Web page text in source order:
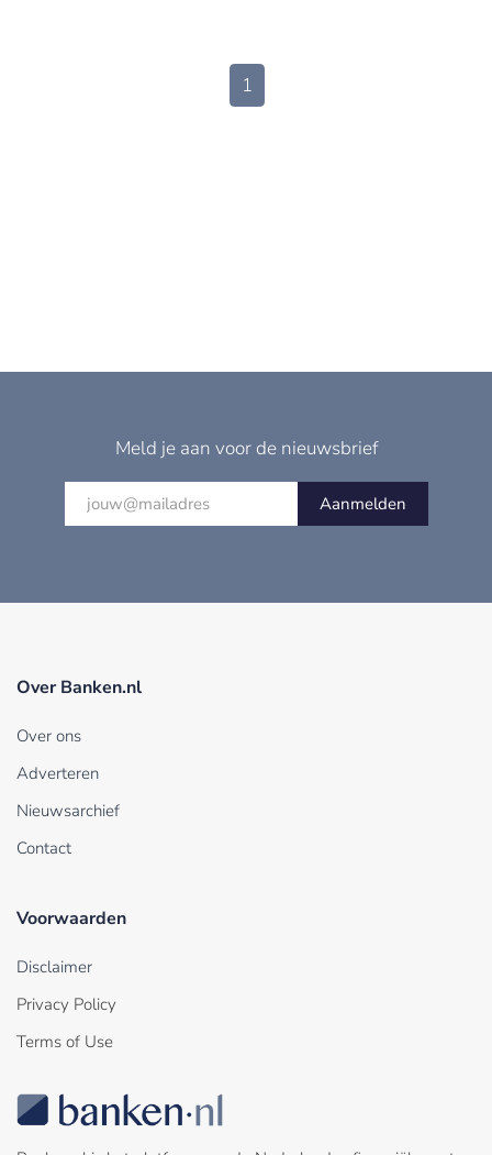
1
Meld je aan voor de nieuwsbrief
Aanmelden
Over Banken.nl
Over ons
Adverteren
Nieuwsarchief
Contact
Voorwaarden
Disclaimer
Privacy Policy
Terms of Use